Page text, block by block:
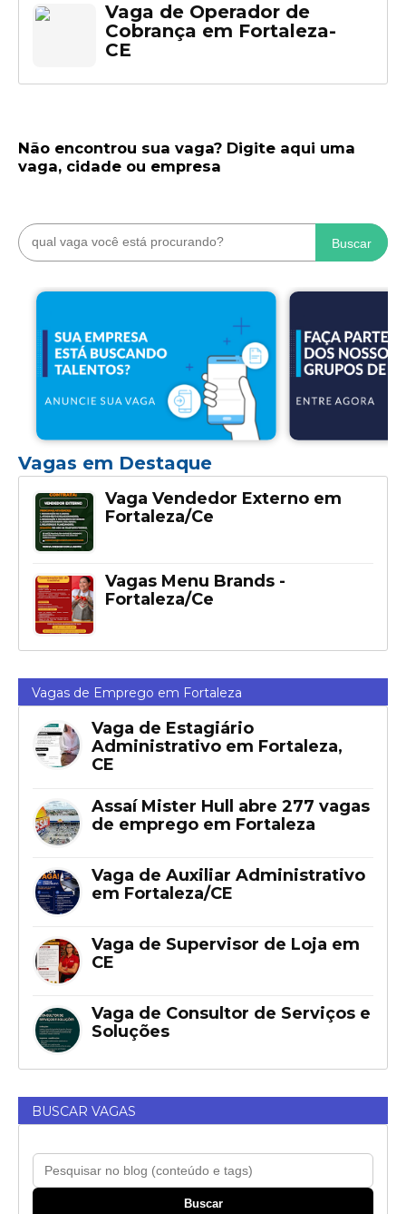
Vaga de Operador de
Cobrança em Fortaleza-
CE
Não encontrou sua vaga? Digite aqui uma
vaga, cidade ou empresa
Buscar
Vagas em Destaque
Vaga Vendedor Externo em
Fortaleza/Ce
Vagas Menu Brands -
Fortaleza/Ce
Vagas de Emprego em Fortaleza
Vaga de Estagiário
Administrativo em Fortaleza,
CE
Assaí Mister Hull abre 277 vagas
de emprego em Fortaleza
Vaga de Auxiliar Administrativo
em Fortaleza/CE
Vaga de Supervisor de Loja em
CE
Vaga de Consultor de Serviços e
Soluções
BUSCAR VAGAS
Buscar